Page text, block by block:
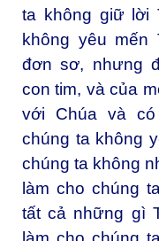
ta không giữ lời
không yêu mến
đơn sơ, nhưng
con tim, và của
với Chúa và
chúng ta không
chúng ta không
làm cho chúng
tất cả những gì